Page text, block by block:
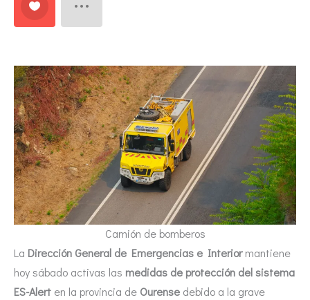
Camión de bomberos
La Dirección General de Emergencias e Interiormantiene
hoy sábado activas las medidas de protección del sistema
ES-Alert en la provincia de Ourense debido a la grave